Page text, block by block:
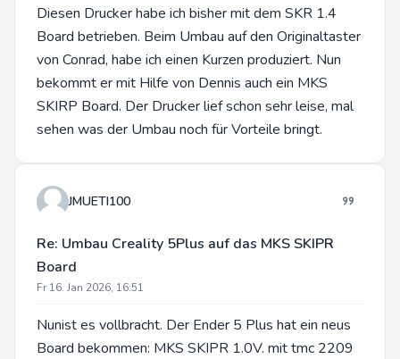
Diesen Drucker habe ich bisher mit dem SKR 1.4
Board betrieben. Beim Umbau auf den Originaltaster
von Conrad, habe ich einen Kurzen produziert. Nun
bekommt er mit Hilfe von Dennis auch ein MKS
SKIRP Board. Der Drucker lief schon sehr leise, mal
sehen was der Umbau noch für Vorteile bringt.
JMUETI100
Re: Umbau Creality 5Plus auf das MKS SKIPR
Board
Fr 16. Jan 2026, 16:51
Nunist es vollbracht. Der Ender 5 Plus hat ein neus
Board bekommen: MKS SKIPR 1.0V. mit tmc 2209